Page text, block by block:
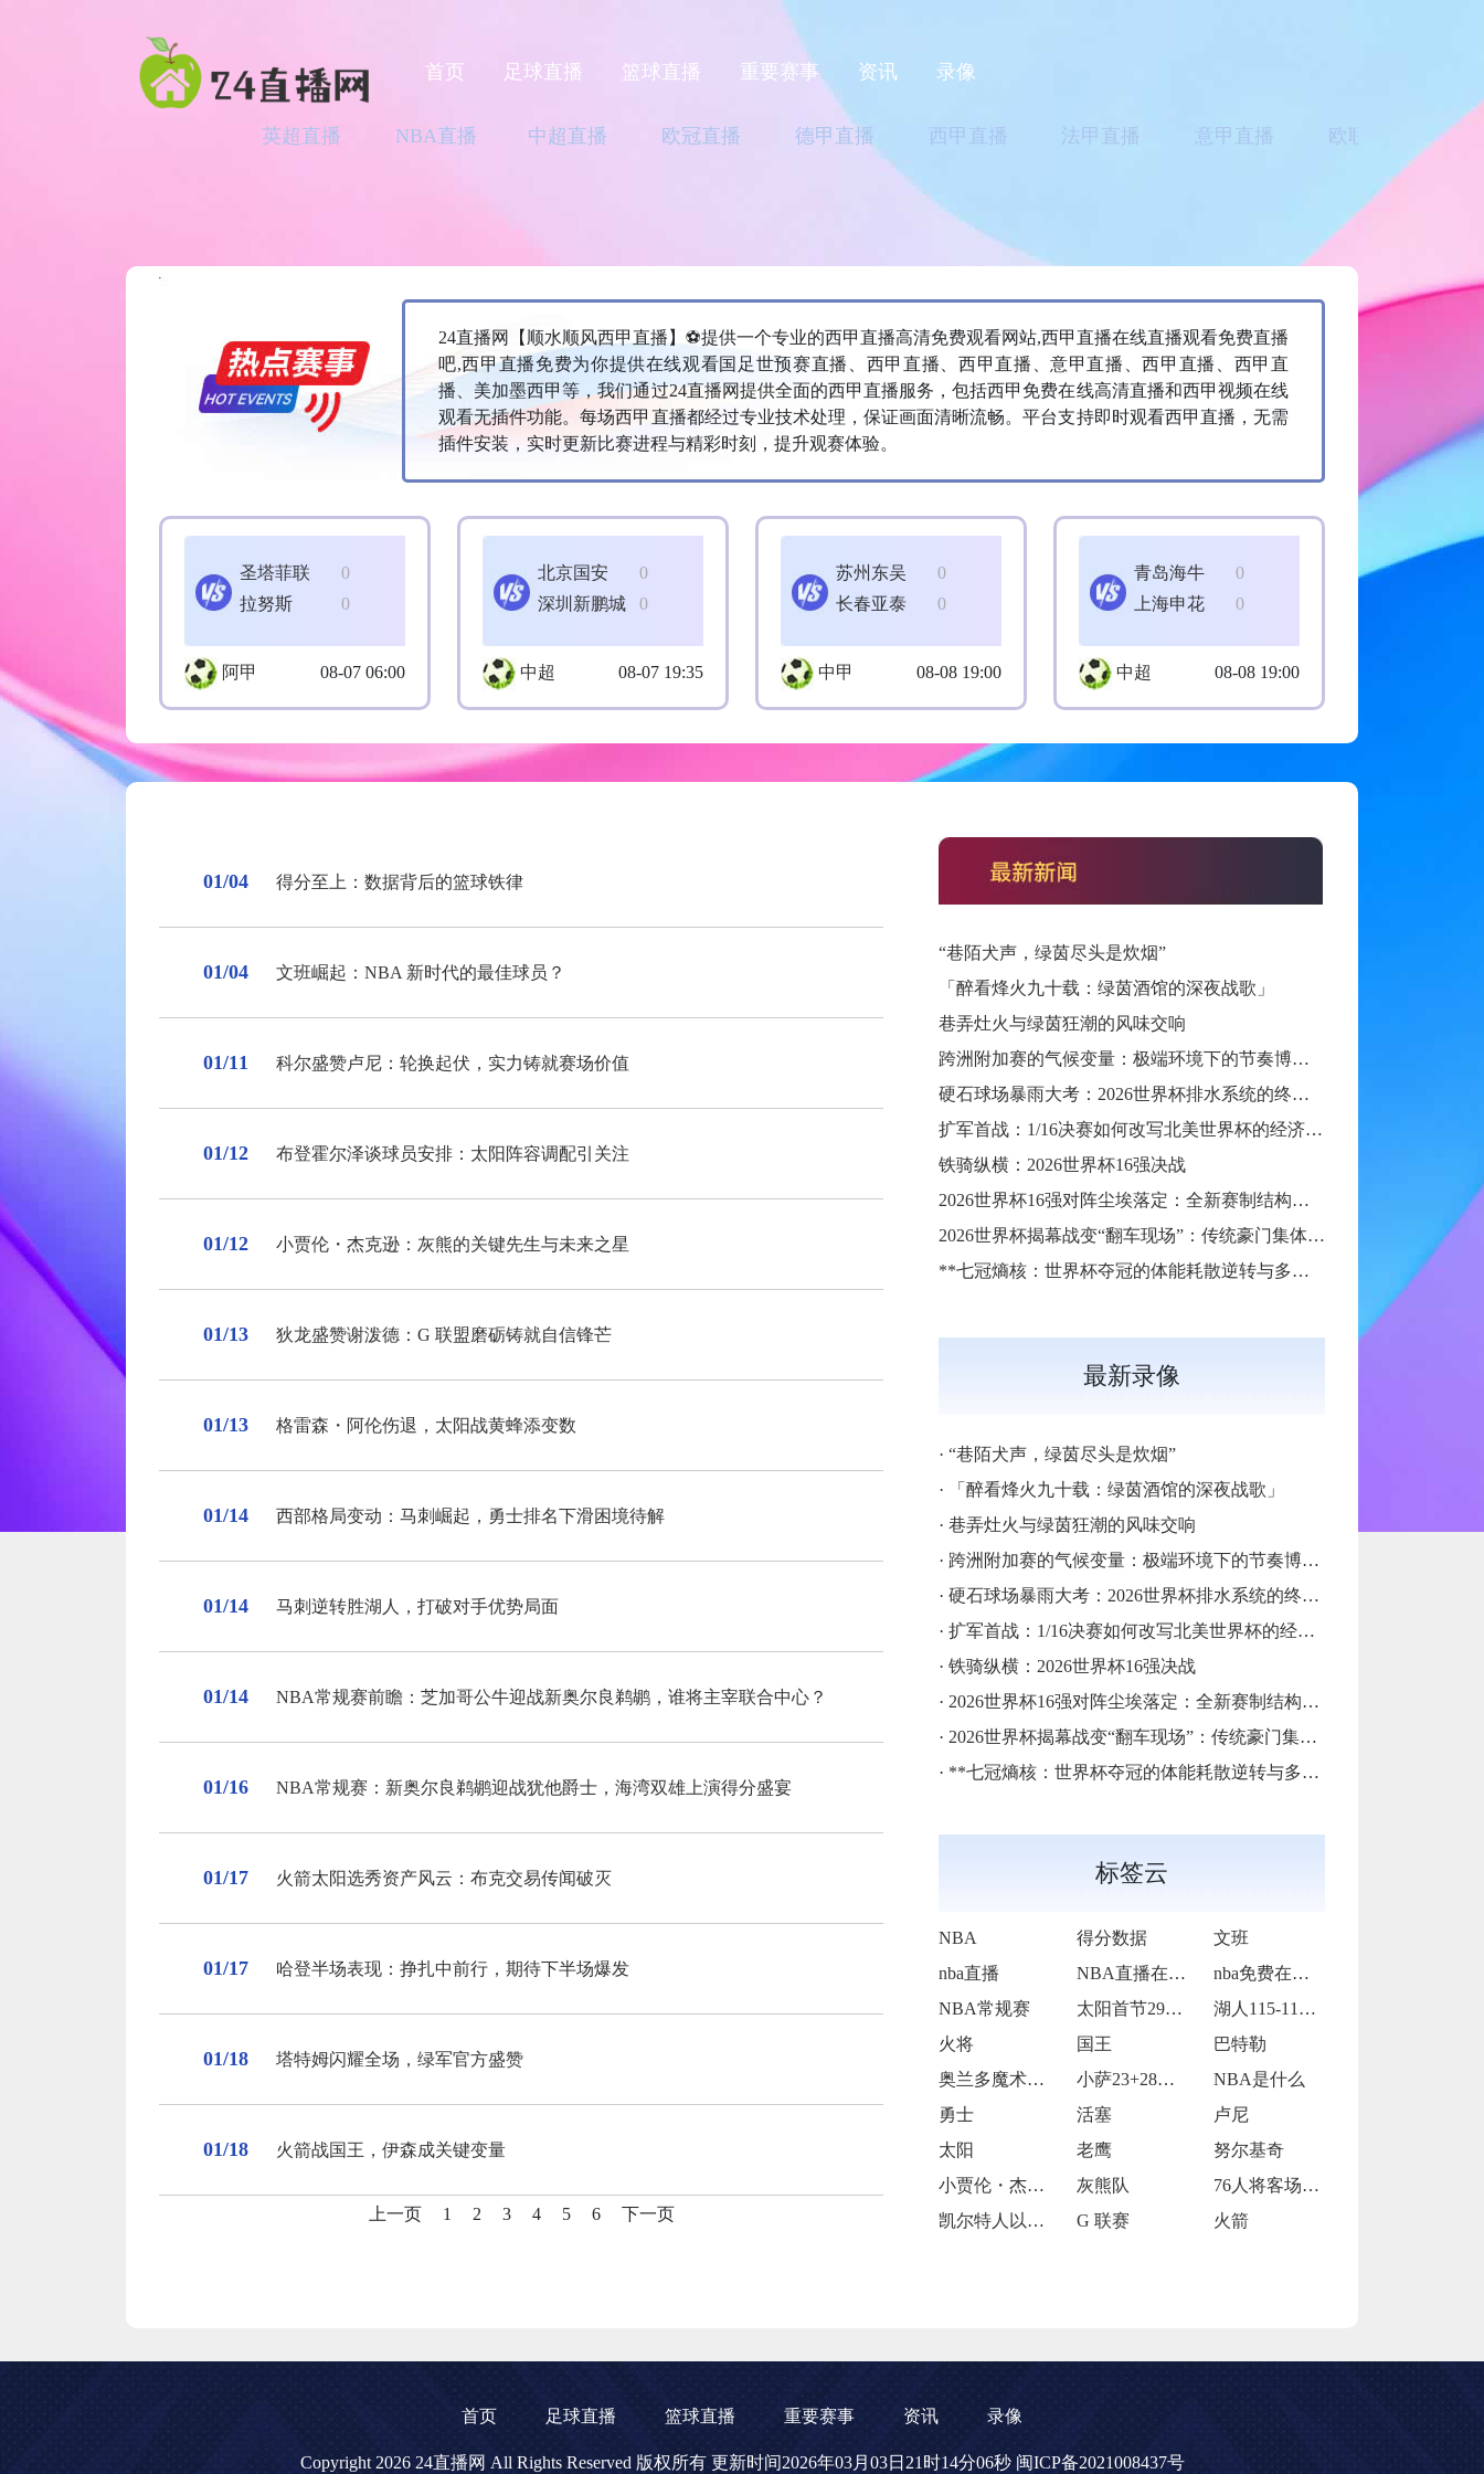
首页 足球直播 篮球直播 重要赛事 资讯 录像
英超直播 NBA直播 中超直播 欧冠直播 德甲直播 西甲直播 法甲直播 意甲直播 欧联直播
24直播网【‌顺水顺风西甲直播】⚽提供一个专业的西甲直播高清免费观看网站,西甲直播在线直播观看免费直播
吧,西甲直播免费为你提供在线观看国足世预赛直播、西甲直播、西甲直播、意甲直播、西甲直播、西甲直
播、美加墨西甲等，我们通过24直播网提供全面的西甲直播服务，包括西甲免费在线高清直播和西甲视频在线
观看无插件功能。每场西甲直播都经过专业技术处理，保证画面清晰流畅。平台支持即时观看西甲直播，无需
插件安装，实时更新比赛进程与精彩时刻，提升观赛体验。
0
圣塔菲联
0
拉努斯
阿甲 08-07 06:00
0
北京国安
0
深圳新鹏城
中超 08-07 19:35
0
苏州东吴
0
长春亚泰
中甲 08-08 19:00
0
青岛海牛
0
上海申花
中超 08-08 19:00
01/04 得分至上：数据背后的篮球铁律
01/04 文班崛起：NBA 新时代的最佳球员？
01/11 科尔盛赞卢尼：轮换起伏，实力铸就赛场价值
01/12 布登霍尔泽谈球员安排：太阳阵容调配引关注
01/12 小贾伦・杰克逊：灰熊的关键先生与未来之星
01/13 狄龙盛赞谢泼德：G 联盟磨砺铸就自信锋芒
01/13 格雷森・阿伦伤退，太阳战黄蜂添变数
01/14 西部格局变动：马刺崛起，勇士排名下滑困境待解
01/14 马刺逆转胜湖人，打破对手优势局面
01/14 NBA常规赛前瞻：芝加哥公牛迎战新奥尔良鹈鹕，谁将主宰联合中心？
01/16 NBA常规赛：新奥尔良鹈鹕迎战犹他爵士，海湾双雄上演得分盛宴
01/17 火箭太阳选秀资产风云：布克交易传闻破灭
01/17 哈登半场表现：挣扎中前行，期待下半场爆发
01/18 塔特姆闪耀全场，绿军官方盛赞
01/18 火箭战国王，伊森成关键变量
上一页 1 2 3 4 5 6 下一页
“巷陌犬声，绿茵尽头是炊烟”
「醉看烽火九十载：绿茵酒馆的深夜战歌」
巷弄灶火与绿茵狂潮的风味交响
跨洲附加赛的气候变量：极端环境下的节奏博弈与战术自适应
硬石球场暴雨大考：2026世界杯排水系统的终极抗洪力
扩军首战：1/16决赛如何改写北美世界杯的经济版图
铁骑纵横：2026世界杯16强决战
2026世界杯16强对阵尘埃落定：全新赛制结构引爆热议
2026世界杯揭幕战变“翻车现场”：传统豪门集体遇险
**七冠熵核：世界杯夺冠的体能耗散逆转与多阶博弈论**
最新录像
· “巷陌犬声，绿茵尽头是炊烟”
·
「醉看烽火九十载：绿茵酒馆的深夜战歌」
· 巷弄灶火与绿茵狂潮的风味交响
· 跨洲附加赛的气候变量：极端环境下的节奏博弈与战术自适应
· 硬石球场暴雨大考：2026世界杯排水系统的终极抗洪力
· 扩军首战：1/16决赛如何改写北美世界杯的经济版图
· 铁骑纵横：2026世界杯16强决战
· 2026世界杯16强对阵尘埃落定：全新赛制结构引爆热议
· 2026世界杯揭幕战变“翻车现场”：传统豪门集体遇险
· **七冠熵核：世界杯夺冠的体能耗散逆转与多阶博弈论**
标签云
NBA 得分数据
文班
nba直播
NBA直播在线观看
nba免费在线高清直播
NBA常规赛
太阳首节29-30落后步行者
湖人115-119不敌火箭
火将
国王
巴特勒
奥兰多魔术的当家球星保罗-班凯罗
小萨23+28德罗赞24+9 国王114
NBA是什么
勇士
活塞
卢尼
太阳
老鹰
努尔基奇
小贾伦・杰克逊
灰熊队
76人将客场挑战魔术
凯尔特人以120-119战胜鹈鹕
G 联赛 火箭
首页 足球直播 篮球直播 重要赛事 资讯 录像
Copyright 2026 24直播网 All Rights Reserved 版权所有 更新时间2026年03月03日21时14分06秒 闽ICP备2021008437号